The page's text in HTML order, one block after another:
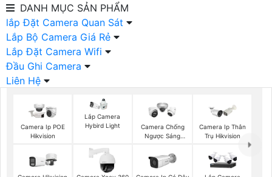
DANH MỤC SẢN PHẨM
lắp Đặt Camera Quan Sát
Lắp Bộ Camera Giá Rẻ
Lắp Đặt Camera Wifi
Đầu Ghi Camera
Liên Hệ
Camera Ip POE
Hikvision
Lắp Camera
Hybird Light
Camera Chống
Ngược Sáng
Camera Ip Thân
Trụ Hikvision